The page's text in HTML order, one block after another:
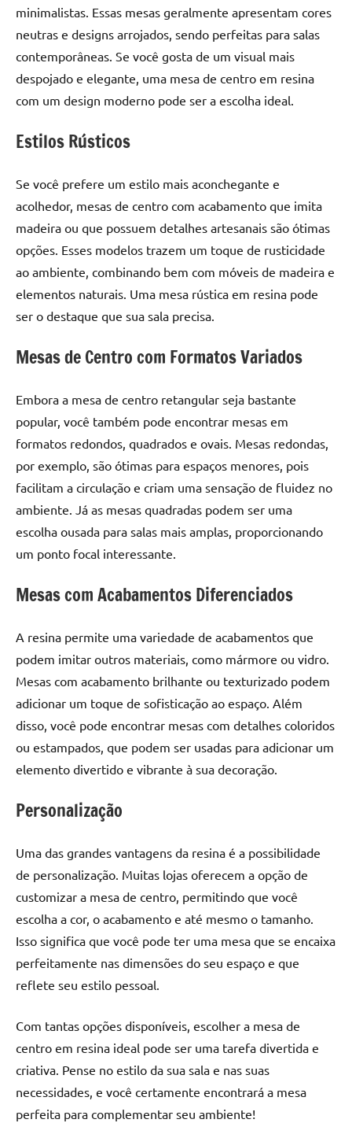
minimalistas. Essas mesas geralmente apresentam cores
neutras e designs arrojados, sendo perfeitas para salas
contemporâneas. Se você gosta de um visual mais
despojado e elegante, uma mesa de centro em resina
com um design moderno pode ser a escolha ideal.
Estilos Rústicos
Se você prefere um estilo mais aconchegante e
acolhedor, mesas de centro com acabamento que imita
madeira ou que possuem detalhes artesanais são ótimas
opções. Esses modelos trazem um toque de rusticidade
ao ambiente, combinando bem com móveis de madeira e
elementos naturais. Uma mesa rústica em resina pode
ser o destaque que sua sala precisa.
Mesas de Centro com Formatos Variados
Embora a mesa de centro retangular seja bastante
popular, você também pode encontrar mesas em
formatos redondos, quadrados e ovais. Mesas redondas,
por exemplo, são ótimas para espaços menores, pois
facilitam a circulação e criam uma sensação de fluidez no
ambiente. Já as mesas quadradas podem ser uma
escolha ousada para salas mais amplas, proporcionando
um ponto focal interessante.
Mesas com Acabamentos Diferenciados
A resina permite uma variedade de acabamentos que
podem imitar outros materiais, como mármore ou vidro.
Mesas com acabamento brilhante ou texturizado podem
adicionar um toque de sofisticação ao espaço. Além
disso, você pode encontrar mesas com detalhes coloridos
ou estampados, que podem ser usadas para adicionar um
elemento divertido e vibrante à sua decoração.
Personalização
Uma das grandes vantagens da resina é a possibilidade
de personalização. Muitas lojas oferecem a opção de
customizar a mesa de centro, permitindo que você
escolha a cor, o acabamento e até mesmo o tamanho.
Isso significa que você pode ter uma mesa que se encaixa
perfeitamente nas dimensões do seu espaço e que
reflete seu estilo pessoal.
Com tantas opções disponíveis, escolher a mesa de
centro em resina ideal pode ser uma tarefa divertida e
criativa. Pense no estilo da sua sala e nas suas
necessidades, e você certamente encontrará a mesa
perfeita para complementar seu ambiente!